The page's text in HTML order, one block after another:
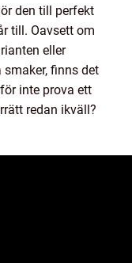
den till perfekt
till. Oavsett om
eller
finns det
inte prova ett
redan ikväll?